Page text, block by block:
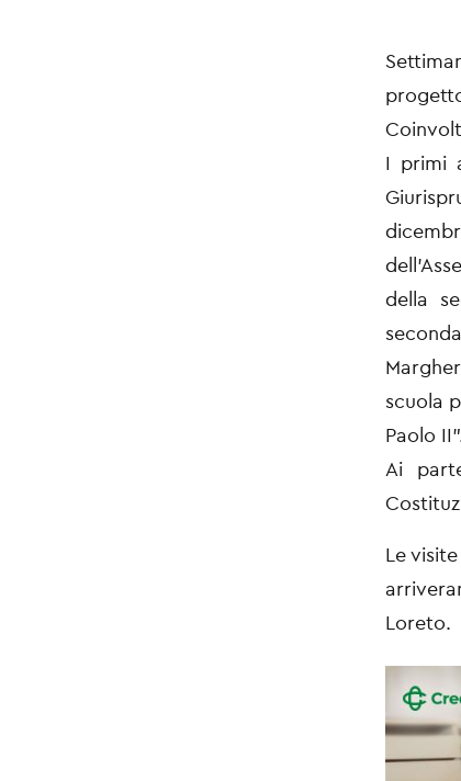
I primi
della
scuola
Paolo
Ai
Le
Loreto.